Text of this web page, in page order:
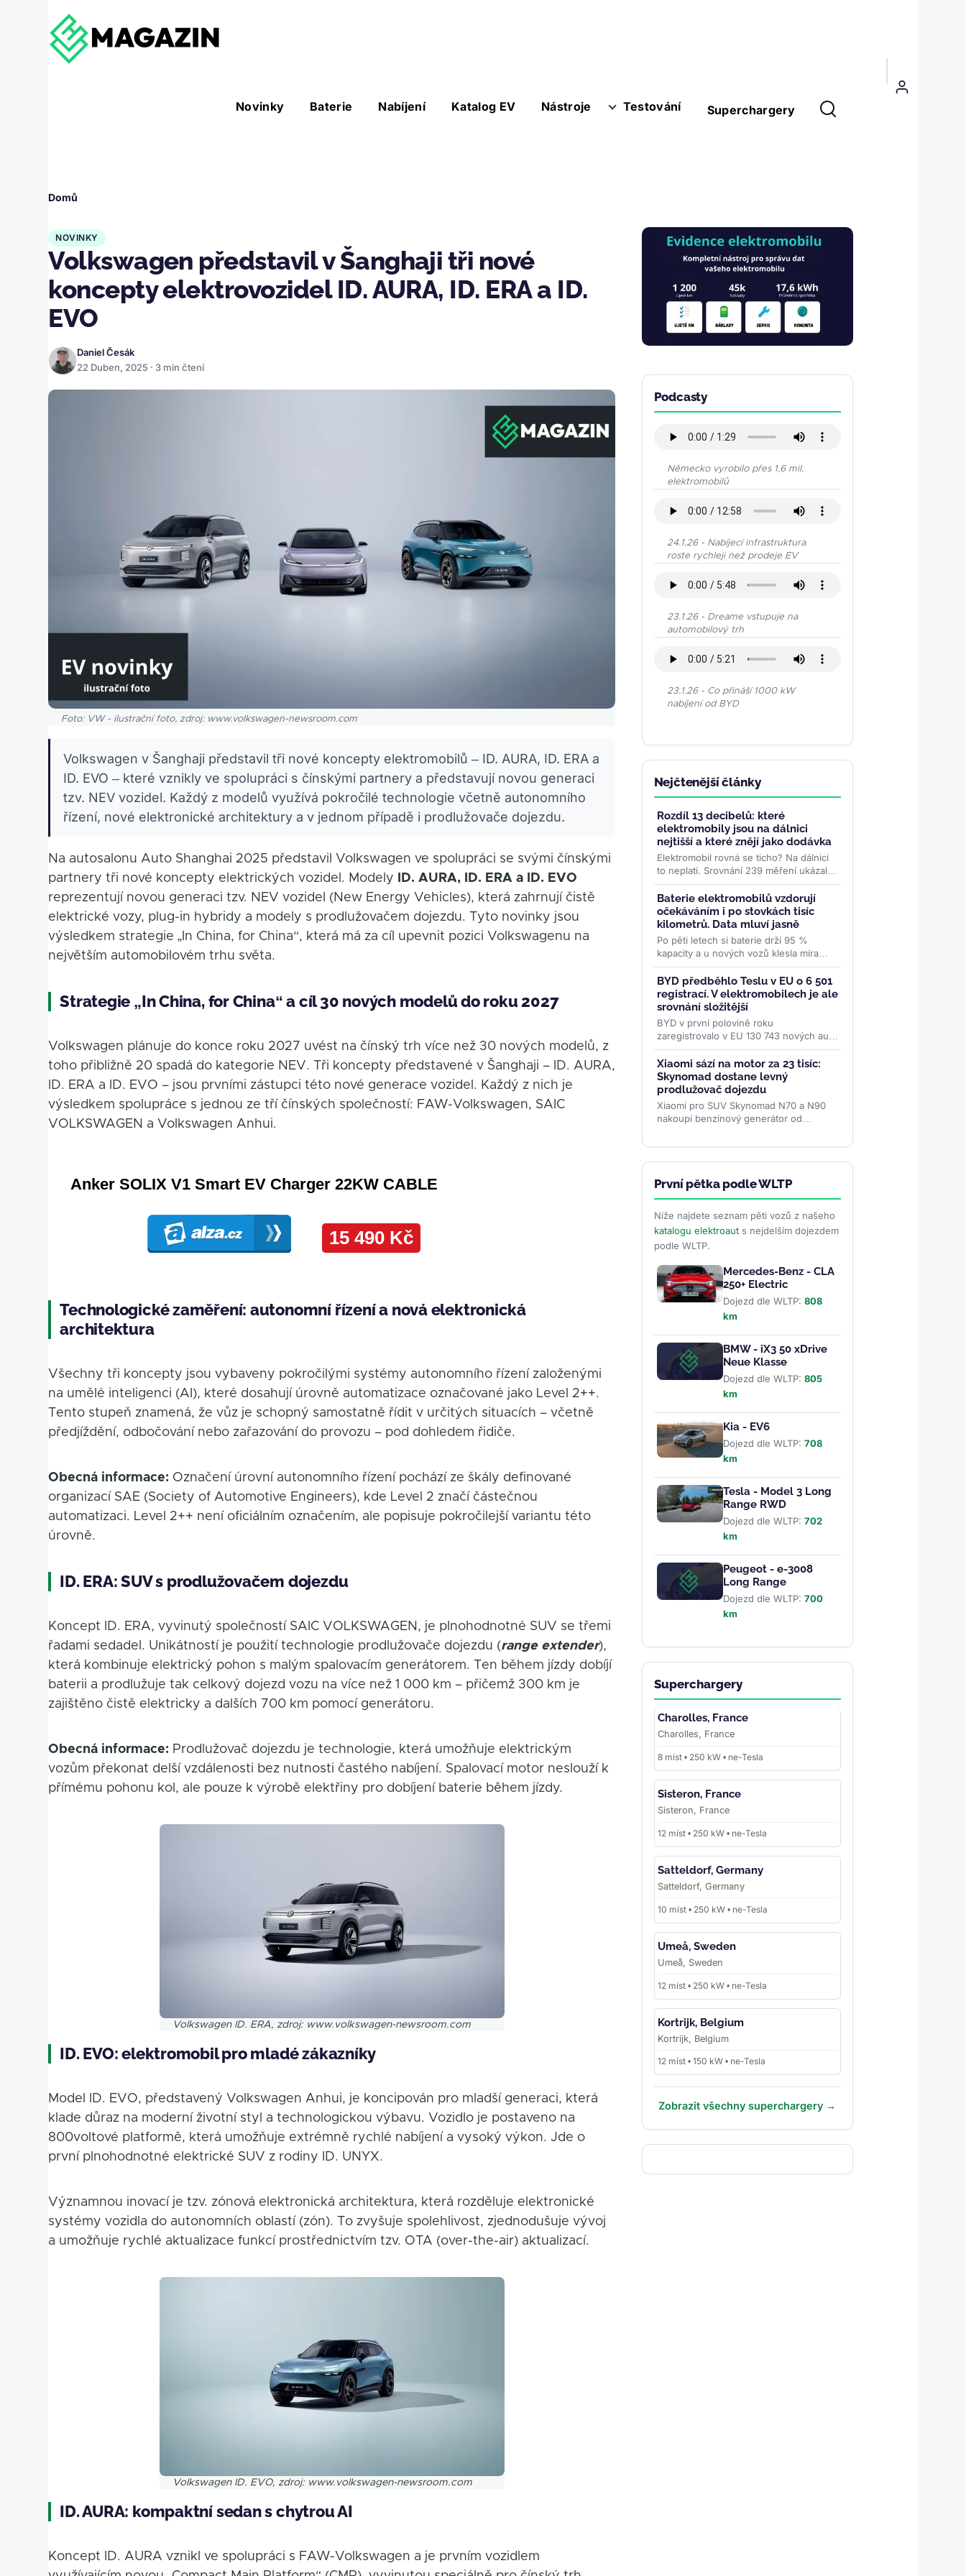
Hlavní
Novinky Baterie Nabíjení Katalog EV Nástroje
Nástroje sub-navigation Testování Superchargery
Menu
uživatelského
Drobečková
navigace
Domů
NOVINKY
Volkswagen představil v Šanghaji tři nové
koncepty elektrovozidel ID. AURA, ID. ERA a ID.
EVO
Daniel Česák
22 Duben, 2025 · 3 min čtení
Foto: VW - ilustrační foto, zdroj: www.volkswagen-newsroom.com
Volkswagen v Šanghaji představil tři nové koncepty elektromobilů – ID. AURA, ID. ERA a
ID. EVO – které vznikly ve spolupráci s čínskými partnery a představují novou generaci
tzv. NEV vozidel. Každý z modelů využívá pokročilé technologie včetně autonomního
řízení, nové elektronické architektury a v jednom případě i prodlužovače dojezdu.
Na autosalonu Auto Shanghai 2025 představil Volkswagen ve spolupráci se svými čínskými
partnery tři nové koncepty elektrických vozidel. Modely ID. AURA, ID. ERA a ID. EVO
reprezentují novou generaci tzv. NEV vozidel (New Energy Vehicles), která zahrnují čistě
elektrické vozy, plug-in hybridy a modely s prodlužovačem dojezdu. Tyto novinky jsou
výsledkem strategie „In China, for China“, která má za cíl upevnit pozici Volkswagenu na
největším automobilovém trhu světa.
Strategie „In China, for China“ a cíl 30 nových modelů do roku 2027
Volkswagen plánuje do konce roku 2027 uvést na čínský trh více než 30 nových modelů, z
toho přibližně 20 spadá do kategorie NEV. Tři koncepty představené v Šanghaji – ID. AURA,
ID. ERA a ID. EVO – jsou prvními zástupci této nové generace vozidel. Každý z nich je
výsledkem spolupráce s jednou ze tří čínských společností: FAW-Volkswagen, SAIC
VOLKSWAGEN a Volkswagen Anhui.
Technologické zaměření: autonomní řízení a nová elektronická
architektura
Všechny tři koncepty jsou vybaveny pokročilými systémy autonomního řízení založenými
na umělé inteligenci (AI), které dosahují úrovně automatizace označované jako Level 2++.
Tento stupeň znamená, že vůz je schopný samostatně řídit v určitých situacích – včetně
předjíždění, odbočování nebo zařazování do provozu – pod dohledem řidiče.
Obecná informace: Označení úrovní autonomního řízení pochází ze škály definované
organizací SAE (Society of Automotive Engineers), kde Level 2 značí částečnou
automatizaci. Level 2++ není oficiálním označením, ale popisuje pokročilejší variantu této
úrovně.
ID. ERA: SUV s prodlužovačem dojezdu
Koncept ID. ERA, vyvinutý společností SAIC VOLKSWAGEN, je plnohodnotné SUV se třemi
řadami sedadel. Unikátností je použití technologie prodlužovače dojezdu (range extender),
která kombinuje elektrický pohon s malým spalovacím generátorem. Ten během jízdy dobíjí
baterii a prodlužuje tak celkový dojezd vozu na více než 1 000 km – přičemž 300 km je
zajištěno čistě elektricky a dalších 700 km pomocí generátoru.
Obecná informace: Prodlužovač dojezdu je technologie, která umožňuje elektrickým
vozům překonat delší vzdálenosti bez nutnosti častého nabíjení. Spalovací motor neslouží k
přímému pohonu kol, ale pouze k výrobě elektřiny pro dobíjení baterie během jízdy.
Volkswagen ID. ERA, zdroj: www.volkswagen-newsroom.com
ID. EVO: elektromobil pro mladé zákazníky
Model ID. EVO, představený Volkswagen Anhui, je koncipován pro mladší generaci, která
klade důraz na moderní životní styl a technologickou výbavu. Vozidlo je postaveno na
800voltové platformě, která umožňuje extrémně rychlé nabíjení a vysoký výkon. Jde o
první plnohodnotné elektrické SUV z rodiny ID. UNYX.
Významnou inovací je tzv. zónová elektronická architektura, která rozděluje elektronické
systémy vozidla do autonomních oblastí (zón). To zvyšuje spolehlivost, zjednodušuje vývoj
a umožňuje rychlé aktualizace funkcí prostřednictvím tzv. OTA (over-the-air) aktualizací.
Volkswagen ID. EVO, zdroj: www.volkswagen-newsroom.com
ID. AURA: kompaktní sedan s chytrou AI
Koncept ID. AURA vznikl ve spolupráci s FAW-Volkswagen a je prvním vozidlem
Obrázek
Podcasty
Německo vyrobilo přes 1,6 mil.
elektromobilů
24.1.26 - Nabíjecí infrastruktura
roste rychleji než prodeje EV
23.1.26 - Dreame vstupuje na
automobilový trh
23.1.26 - Co přináší 1000 kW
nabíjení od BYD
Nejčtenější články
Rozdíl 13 decibelů: které
elektromobily jsou na dálnici
nejtišší a které znějí jako dodávka
Elektromobil rovná se ticho? Na dálnici
to neplatí. Srovnání 239 měření ukázalo
rozdíl 13 decibelů mezi nejtišším a
nejhlučnějším...>>
Baterie elektromobilů vzdorují
očekáváním i po stovkách tisíc
kilometrů. Data mluví jasně
Po pěti letech si baterie drží 95 %
kapacity a u nových vozů klesla míra
výměny na 0,3 %. Rozsáhlá data z
reálného provozu boří mýty,...>>
BYD předběhlo Teslu v EU o 6 501
registrací. V elektromobilech je ale
srovnání složitější
BYD v první polovině roku
zaregistrovalo v EU 130 743 nových aut,
Tesla 124 242. Čínská značka tak otočila
loňské manko, data ACEA ale...>>
Xiaomi sází na motor za 23 tisíc:
Skynomad dostane levný
prodlužovač dojezdu
Xiaomi pro SUV Skynomad N70 a N90
nakoupí benzinový generátor od
agregát má spolu s baterií až 76 kWh...
První pětka podle WLTP
Níže najdete seznam pěti vozů z našeho
katalogu elektroauts nejdelším dojezdem
podle WLTP.
Mercedes-Benz - CLA
250+ Electric
Dojezd dle WLTP: 808
km
BMW - iX3 50 xDrive
Neue Klasse
Dojezd dle WLTP: 805
km
Kia - EV6
Dojezd dle WLTP: 708
km
Tesla - Model 3 Long
Range RWD
Dojezd dle WLTP: 702
km
Peugeot - e-3008
Long Range
Dojezd dle WLTP: 700
km
Superchargery
Charolles, France
Charolles, France
8 míst • 250 kW • ne-Tesla
Sisteron, France
Sisteron, France
12 míst • 250 kW • ne-Tesla
Satteldorf, Germany
Satteldorf, Germany
10 míst • 250 kW • ne-Tesla
Umeå, Sweden
Umeå, Sweden
12 míst • 250 kW • ne-Tesla
Kortrijk, Belgium
Kortrijk, Belgium
12 míst • 150 kW • ne-Tesla
Zobrazit všechny superchargery →